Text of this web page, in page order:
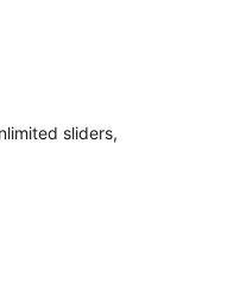
sliders,